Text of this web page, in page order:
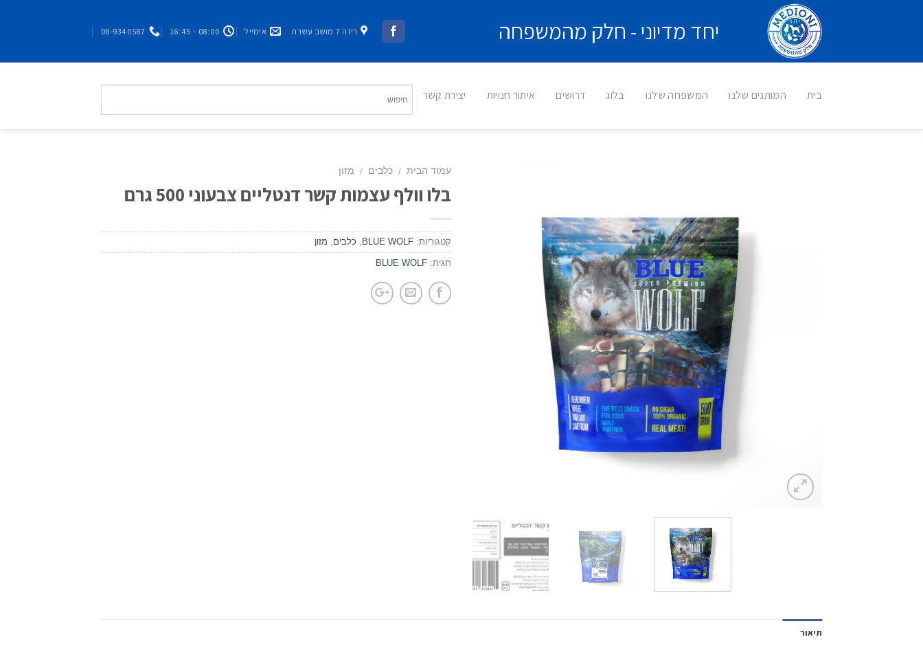
יחד מדיוני - חלק מהמשפחה ריזה 7 מושב עשרת אימייל 08:00 - 16:45
08-9340587
בית המותגים שלנו המשפחה שלנו בלוג דרושים איתור חנויות יצירת קשר
עמוד הבית / כלבים / מזון
בלו וולף עצמות קשר דנטליים צבעוני 500 גרם
קטגוריות: BLUE WOLF כלבים מזון
תגית: BLUE WOLF
תיאור